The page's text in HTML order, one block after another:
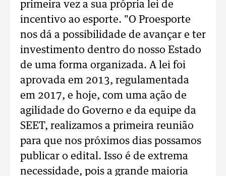
primeira vez a sua própria lei de
incentivo ao esporte. "O Proesporte
nos dá a possibilidade de avançar e ter
investimento dentro do nosso Estado
de uma forma organizada. A lei foi
aprovada em 2013, regulamentada
em 2017, e hoje, com uma ação de
agilidade do Governo e da equipe da
SEET, realizamos a primeira reunião
para que nos próximos dias possamos
publicar o edital. Isso é de extrema
necessidade, pois a grande maioria